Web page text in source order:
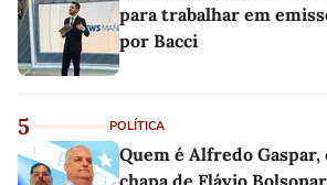
para trabalhar em
por Bacci
5 POLÍTICA
Quem é Alfredo
chapa de Flávio